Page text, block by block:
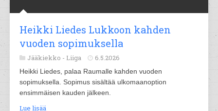
Heikki Liedes Lukkoon kahden
vuoden sopimuksella
Jääkiekko - Liiga 6.5.2026
Heikki Liedes, palaa Raumalle kahden vuoden
sopimuksella. Sopimus sisältää ulkomaanoption
ensimmäisen kauden jälkeen.
Lue lisää